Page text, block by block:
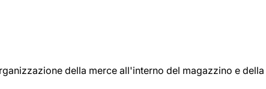
della merce all'interno del magazzino e della